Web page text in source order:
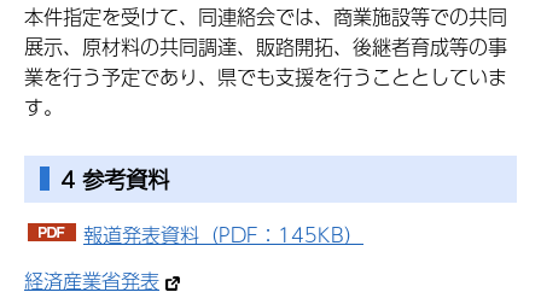
本件指定を受けて、同連絡会では、商業施設等での共同
展示、原材料の共同調達、販路開拓、後継者育成等の事
業を行う予定であり、県でも支援を行うこととしていま
す。
4 参考資料
報道発表資料（PDF：145KB）
経済産業省発表